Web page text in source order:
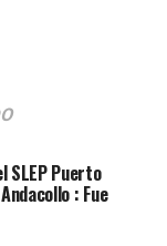
SLEP Puerto
: Fue